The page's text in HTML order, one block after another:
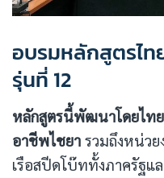
อบรมหลักสูตรไท
รุ่นที่ 12
หลักสูตรนี้พัฒนาโดยไท
อาชีพไชยา รวมถึงหน่ว
เรือสปีดโบ๊ททั้งภาครัฐแ